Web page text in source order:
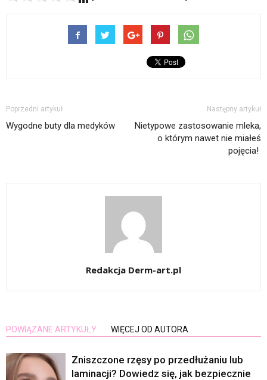
Poprzedni artykuł
Wygodne buty dla medyków
Następny artykuł
Nietypowe zastosowanie mleka,
o którym nawet nie miałeś
pojęcia!
Redakcja Derm-art.pl
POWIĄZANE ARTYKUŁY WIĘCEJ OD AUTORA
Zniszczone rzęsy po przedłużaniu lub
laminacji? Dowiedz się, jak bezpiecznie